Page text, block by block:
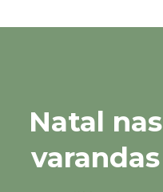
Natal nas
varandas